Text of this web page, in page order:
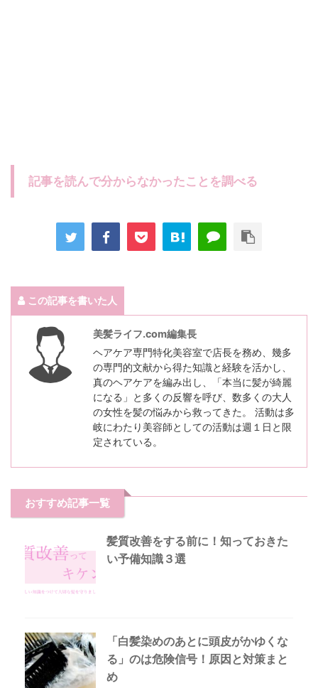
記事を読んで分からなかったことを調べる
この記事を書いた人
美髪ライフ.com編集長
ヘアケア専門特化美容室で店長を務め、幾多
の専門的文献から得た知識と経験を活かし、
真のヘアケアを編み出し、「本当に髪が綺麗
になる」と多くの反響を呼び、数多くの大人
の女性を髪の悩みから救ってきた。 活動は多
岐にわたり美容師としての活動は週１日と限
定されている。
おすすめ記事一覧
髪質改善をする前に！知っておきた
い予備知識３選
「白髪染めのあとに頭皮がかゆくな
る」のは危険信号！原因と対策まと
め